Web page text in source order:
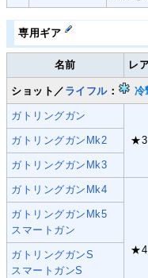
専用ギア
名前 レ
ショット／ ライフル： 冷
ガトリングガン
★3
ガトリングガンMk2
ガトリングガンMk3
ガトリングガンMk4
★4
ガトリングガンMk5
スマートガン
ガトリングガンS
スマートガンS